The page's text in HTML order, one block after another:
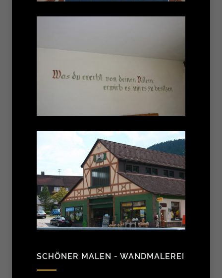
SCHÖNER MALEN - WANDMALEREI